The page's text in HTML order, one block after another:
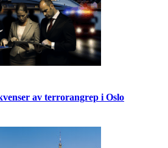
av terrorangrep i Oslo